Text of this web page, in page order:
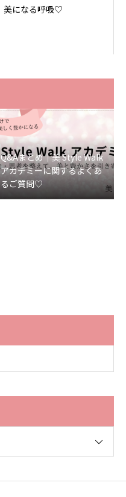
美になる呼吸♡
Q&Aまとめ｜美 Style Walk
アカデミーに関するよくあ
るご質問♡